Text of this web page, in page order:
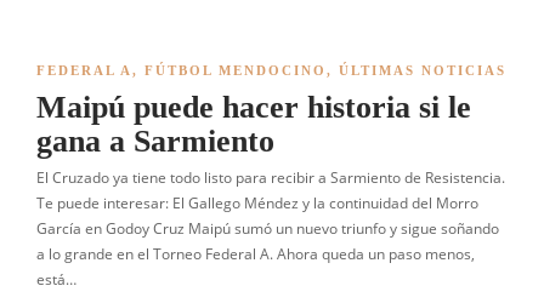
FEDERAL A , FÚTBOL MENDOCINO , ÚLTIMAS NOTICIAS
Maipú puede hacer historia si le
gana a Sarmiento
El Cruzado ya tiene todo listo para recibir a Sarmiento de Resistencia.
Te puede interesar: El Gallego Méndez y la continuidad del Morro
García en Godoy Cruz Maipú sumó un nuevo triunfo y sigue soñando
a lo grande en el Torneo Federal A. Ahora queda un paso menos,
está…